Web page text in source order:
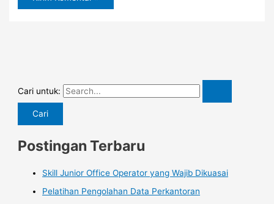
Cari untuk:
Postingan Terbaru
Skill Junior Office Operator yang Wajib Dikuasai
Pelatihan Pengolahan Data Perkantoran